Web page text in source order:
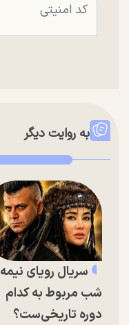
به روایت دیگر
سریال رویای نیمه
شب مربوط به کدام
دوره تاریخی‌ست؟